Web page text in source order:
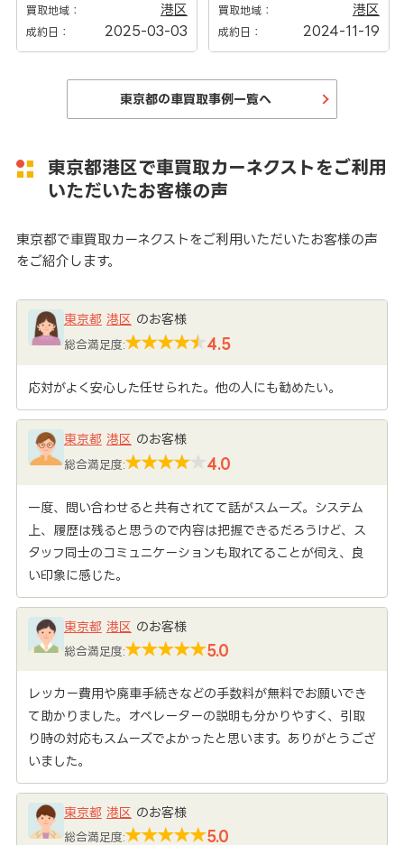
買取地域： 港区
成約日： 2025-03-03
買取地域： 港区
成約日： 2024-11-19
東京都の車買取事例一覧へ
東京都港区で車買取カーネクストをご利用
いただいたお客様の声
東京都で車買取カーネクストをご利用いただいたお客様の声
をご紹介します。
東京都 港区 のお客様
総合満足度: 4.5
応対がよく安心した任せられた。他の人にも勧めたい。
東京都 港区 のお客様
総合満足度: 4.0
一度、問い合わせると共有されてて話がスムーズ。システム
上、履歴は残ると思うので内容は把握できるだろうけど、ス
タッフ同士のコミュニケーションも取れてることが伺え、良
い印象に感じた。
東京都 港区 のお客様
総合満足度: 5.0
レッカー費用や廃車手続きなどの手数料が無料でお願いでき
て助かりました。オペレーターの説明も分かりやすく、引取
り時の対応もスムーズでよかったと思います。ありがとうござ
いました。
東京都 港区 のお客様
総合満足度: 5.0